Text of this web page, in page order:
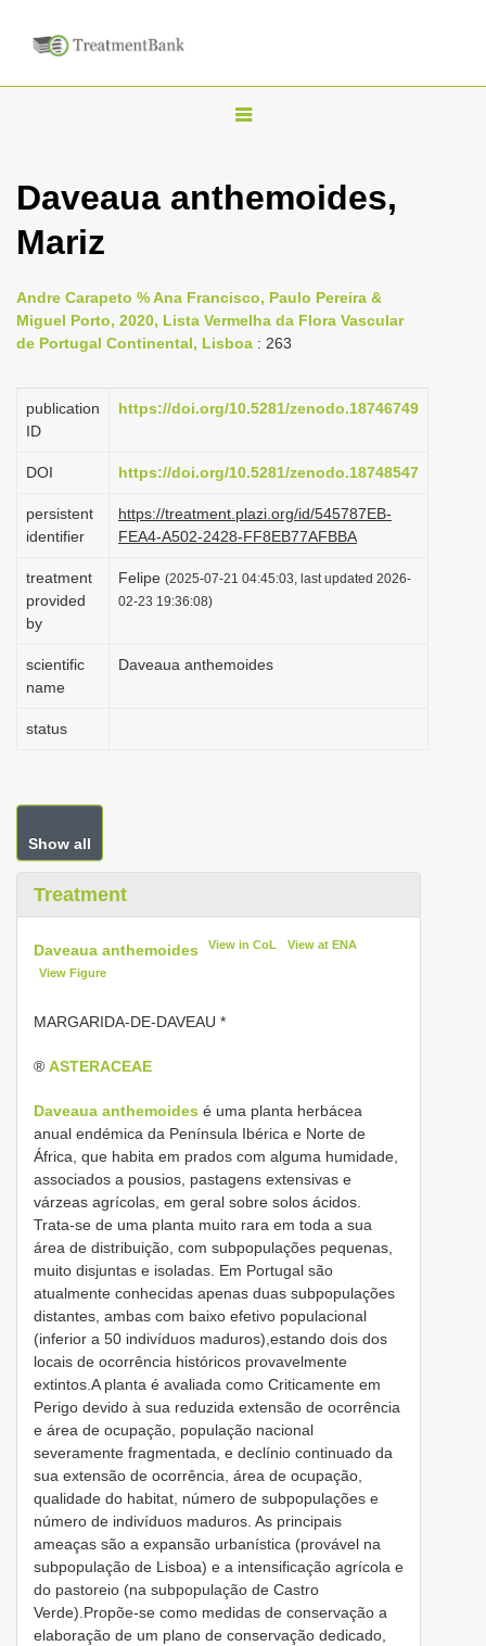
T
g
n
a
i
g
t
i
o
n
Daveaua anthemoides,
Mariz
Andre Carapeto % Ana Francisco, Paulo Pereira &
Miguel Porto, 2020, Lista Vermelha da Flora Vascular
de Portugal Continental, Lisboa : 263
publication
ID
https://doi.org/10.5281/zenodo.18746749
DOI https://doi.org/10.5281/zenodo.18748547
persistent
identifier
https://treatment.plazi.org/id/545787EB-
FEA4-A502-2428-FF8EB77AFBBA
treatment
provided
by
Felipe (2025-07-21 04:45:03, last updated 2026-
02-23 19:36:08)
scientific
name
Daveaua anthemoides
status
Show all
Treatment
Daveaua anthemoides View in CoL View at ENA
View Figure
MARGARIDA-DE-DAVEAU *
® ASTERACEAE
Daveaua anthemoides é uma planta herbácea
anual endémica da Península Ibérica e Norte de
África, que habita em prados com alguma humidade,
associados a pousios, pastagens extensivas e
várzeas agrícolas, em geral sobre solos ácidos.
Trata-se de uma planta muito rara em toda a sua
área de distribuição, com subpopulações pequenas,
muito disjuntas e isoladas. Em Portugal são
atualmente conhecidas apenas duas subpopulações
distantes, ambas com baixo efetivo populacional
(inferior a 50 indivíduos maduros),estando dois dos
locais de ocorrência históricos provavelmente
extintos.A planta é avaliada como Criticamente em
Perigo devido à sua reduzida extensão de ocorrência
e área de ocupação, população nacional
severamente fragmentada, e declínio continuado da
sua extensão de ocorrência, área de ocupação,
qualidade do habitat, número de subpopulações e
número de indivíduos maduros. As principais
ameaças são a expansão urbanística (provável na
subpopulação de Lisboa) e a intensificação agrícola e
do pastoreio (na subpopulação de Castro
Verde).Propõe-se como medidas de conservação a
elaboração de um plano de conservação dedicado,